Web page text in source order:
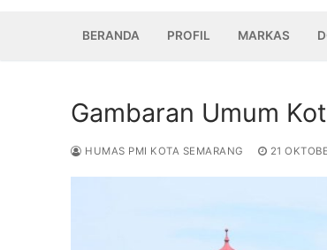
BERANDA PROFIL MARKAS
Gambaran Umum
HUMAS PMI KOTA SEMARANG 21